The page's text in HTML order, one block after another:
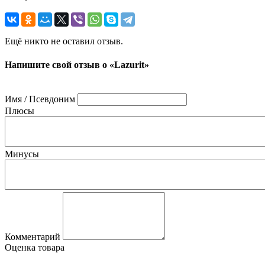
Ещё никто не оставил отзыв.
Напишите свой отзыв о «Lazurit»
Имя / Псевдоним
Плюсы
Минусы
Комментарий
Оценка товара